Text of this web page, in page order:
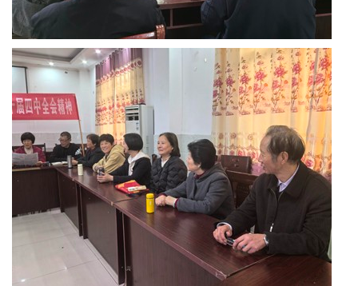
川
老
科
协
旅
游